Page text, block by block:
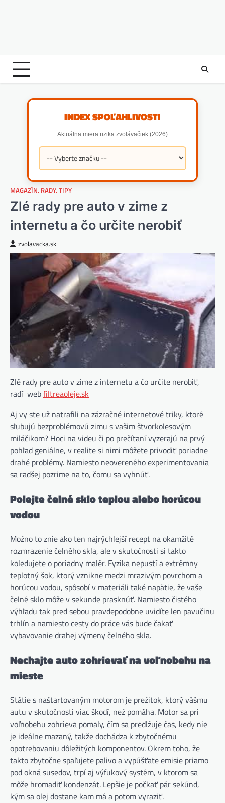
INDEX SPOĽAHLIVOSTI
Aktuálna miera rizika zvolávačiek (2026)
MAGAZÍN. RADY. TIPY
Zlé rady pre auto v zime z
internetu a čo určite nerobiť
zvolavacka.sk
Zlé rady pre auto v zime z internetu a čo určite nerobiť,
radí webfiltreaoleje.sk
Aj vy ste už natrafili na zázračné internetové triky, ktoré
sľubujú bezproblémovú zimu s vašim štvorkolesovým
miláčikom? Hoci na videu či po prečítaní vyzerajú na prvý
pohľad geniálne, v realite si nimi môžete privodiť poriadne
drahé problémy. Namiesto neovereného experimentovania
sa radšej pozrime na to, čomu sa vyhnúť.
Polejte čelné sklo teplou alebo horúcou
vodou
Možno to znie ako ten najrýchlejší recept na okamžité
rozmrazenie čelného skla, ale v skutočnosti si takto
koledujete o poriadny malér. Fyzika nepustí a extrémny
teplotný šok, ktorý vznikne medzi mrazivým povrchom a
horúcou vodou, spôsobí v materiáli také napätie, že vaše
čelné sklo môže v sekunde prasknúť. Namiesto čistého
výhľadu tak pred sebou pravdepodobne uvidíte len pavučinu
trhlín a namiesto cesty do práce vás bude čakať
vybavovanie drahej výmeny čelného skla.
Nechajte auto zohrievať na voľnobehu na
mieste
Státie s naštartovaným motorom je prežitok, ktorý vášmu
autu v skutočnosti viac škodí, než pomáha. Motor sa pri
voľnobehu zohrieva pomaly, čím sa predlžuje čas, kedy nie
je ideálne mazaný, takže dochádza k zbytočnému
opotrebovaniu dôležitých komponentov. Okrem toho, že
takto zbytočne spaľujete palivo a vypúšťate emisie priamo
pod okná susedov, trpí aj výfukový systém, v ktorom sa
môže hromadiť kondenzát. Lepšie je počkať pár sekúnd,
kým sa olej dostane kam má a potom vyraziť.